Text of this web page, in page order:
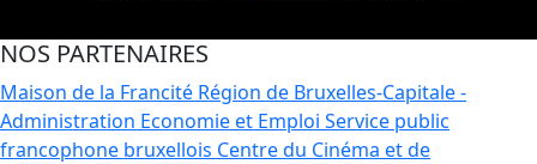
NOS PARTENAIRES
Maison de la Francité Région de Bruxelles-Capitale -
Administration Economie et Emploi Service public
francophone bruxellois Centre du Cinéma et de